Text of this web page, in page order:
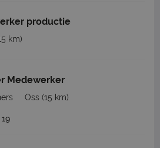
productie
km)
Medewerker
Oss (15 km)